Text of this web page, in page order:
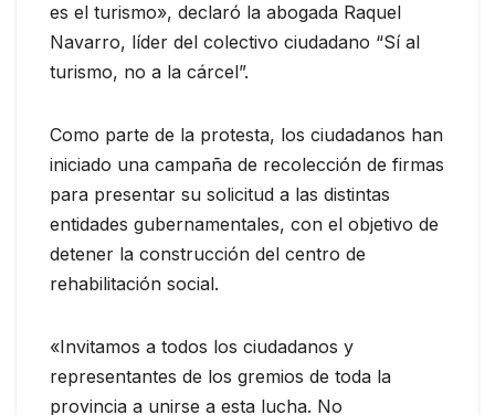
es el turismo», declaró la abogada Raquel
Navarro, líder del colectivo ciudadano “Sí al
turismo, no a la cárcel”.
Como parte de la protesta, los ciudadanos han
iniciado una campaña de recolección de firmas
para presentar su solicitud a las distintas
entidades gubernamentales, con el objetivo de
detener la construcción del centro de
rehabilitación social.
«Invitamos a todos los ciudadanos y
representantes de los gremios de toda la
provincia a unirse a esta lucha. No